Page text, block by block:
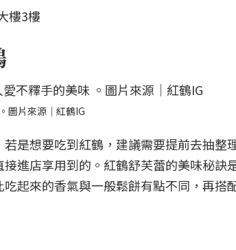
樓3樓
圖片來源｜紅鶴IG
是想要吃到紅鶴，建議需要提前去抽整
進店享用到的。紅鶴舒芙蕾的美味秘訣
起來的香氣與一般鬆餅有點不同，再搭